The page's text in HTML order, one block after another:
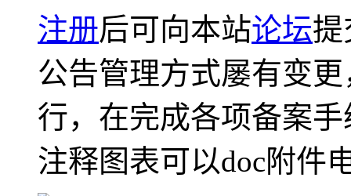
注册后可向本站论坛提
公告管理方式屡有变
行，在完成各项备案
注释图表可以doc附件